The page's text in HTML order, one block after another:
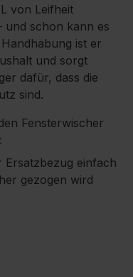
von Leifheit
und schon kann es
ist er
und sorgt
dafür, dass die
sind.
Fensterwischer
Ersatzbezug einfach
gezogen wird